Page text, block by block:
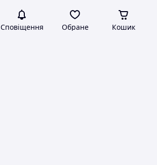
Сповіщення Обране Кошик